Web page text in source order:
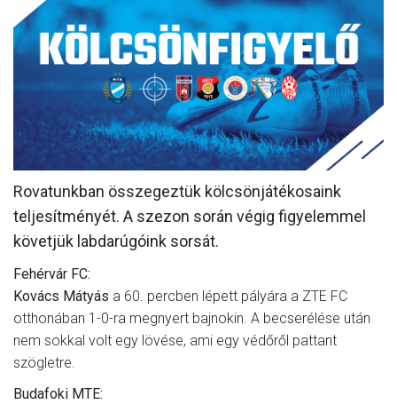
MÉRKŐZÉSEK
KLUB
GALÉRIA
SZURKOLÓI ÉLMÉNYEK
AKKREDITÁCIÓ
Rovatunkban összegeztük kölcsönjátékosaink
teljesítményét. A szezon során végig figyelemmel
követjük labdarúgóink sorsát.
Fehérvár FC:
Kovács Mátyás a 60. percben lépett pályára a ZTE FC
otthonában 1-0-ra megnyert bajnokin. A becserélése után
nem sokkal volt egy lövése, ami egy védőről pattant
szögletre.
Budafoki MTE: